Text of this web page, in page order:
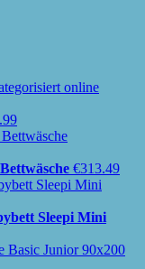
€313.49
Sleepi Mini